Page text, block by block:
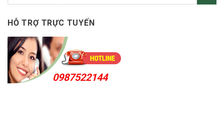
HỖ TRỢ TRỰC TUYẾN
0987522144